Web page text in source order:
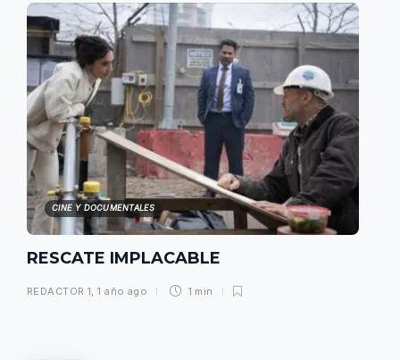
CINE Y DOCUMENTALES
RESCATE IMPLACABLE
REDACTOR 1,1 año ago 1 min